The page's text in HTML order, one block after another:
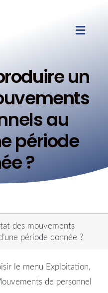
un
au
période
?
des mouvements
période donnée ?
le menu Exploitation,
de personnel